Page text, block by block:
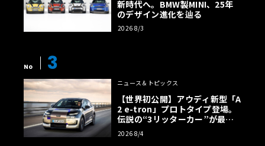
新時代へ。BMW製MINI、25年
のデザイン進化を辿る
2026 8/3
No 3
ニュース＆トピックス
【世界初公開】アウディ新型「A
2 e-tron」プロトタイプ登場。
伝説の“3リッターカー”が最高
効率エントリーBEVとして復活
【画像38枚】
2026 8/4